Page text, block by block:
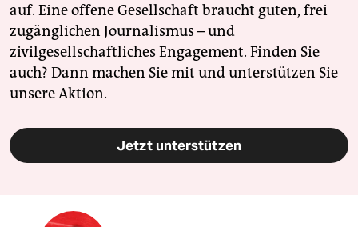
auf. Eine offene Gesellschaft braucht guten, frei
zugänglichen Journalismus – und
zivilgesellschaftliches Engagement. Finden Sie
auch? Dann machen Sie mit und unterstützen Sie
unsere Aktion.
Jetzt unterstützen